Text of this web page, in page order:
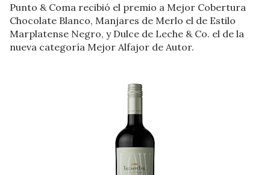
Punto & Coma recibió el premio a Mejor Cobertura
Chocolate Blanco, Manjares de Merlo el de Estilo
Marplatense Negro, y Dulce de Leche & Co. el de la
nueva categoría Mejor Alfajor de Autor.